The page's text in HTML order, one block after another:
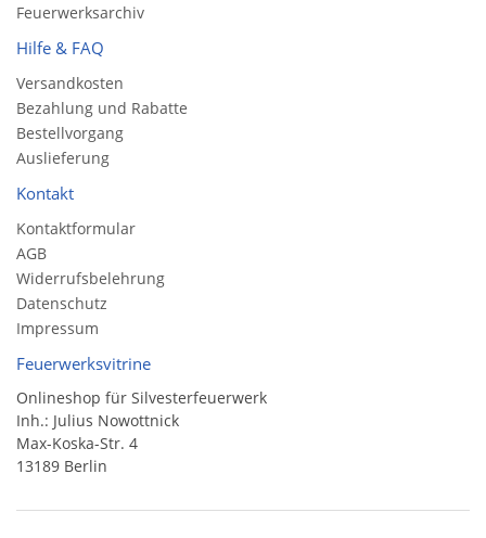
Feuerwerksarchiv
Hilfe & FAQ
Versandkosten
Bezahlung und Rabatte
Bestellvorgang
Auslieferung
Kontakt
Kontaktformular
AGB
Widerrufsbelehrung
Datenschutz
Impressum
Feuerwerksvitrine
Onlineshop für Silvesterfeuerwerk
Inh.: Julius Nowottnick
Max-Koska-Str. 4
13189 Berlin